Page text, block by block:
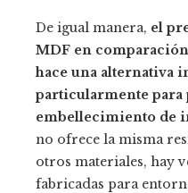
De igual manera, el
MDF en
hace una alternativa
particularmente para
embellecimiento de
no ofrece la misma
otros materiales, hay
fabricadas para